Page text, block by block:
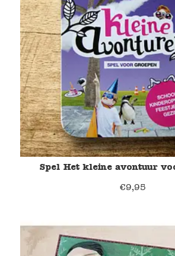
Spel Het kleine avontuur
€9,95